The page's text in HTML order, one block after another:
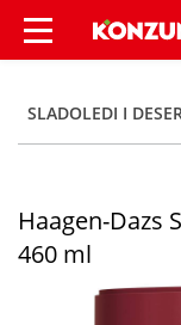
SLADOLEDI I
Haagen-Dazs
460 ml